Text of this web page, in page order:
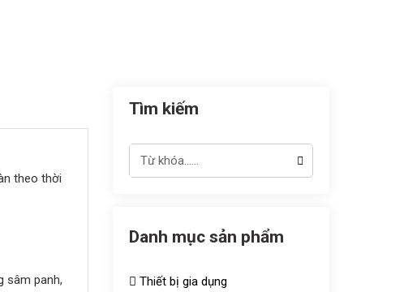
theo thời
sâm panh,
Tìm kiếm
Danh mục sản phẩm
Thiết bị gia dụng